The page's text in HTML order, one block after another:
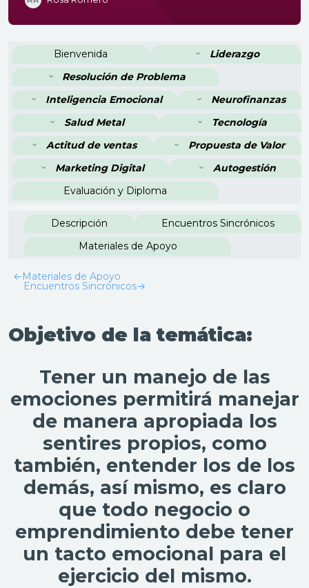
Perfilado de sección
Bienvenida
Liderazgo
Resolución de Problema
Inteligencia Emocional
Neurofinanzas
Salud Metal
Tecnología
Actitud de ventas
Propuesta de Valor
Marketing Digital
Autogestión
Evaluación y Diploma
Descripción
Encuentros Sincrónicos
Materiales de Apoyo
←Materiales de Apoyo
→
Encuentros Sincrónicos
Objetivo de la temática:
Tener un manejo de las
emociones permitirá manejar
de manera apropiada los
sentires propios, como
también, entender los de los
demás, así mismo, es claro
que todo negocio o
emprendimiento debe tener
un tacto emocional para el
ejercicio del mismo.